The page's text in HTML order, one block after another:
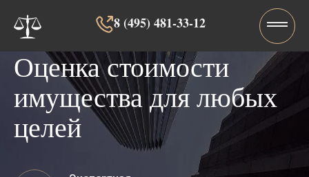
8 (495) 481-33-12‬‬
Оценка стоимости
имущества для любых
целей